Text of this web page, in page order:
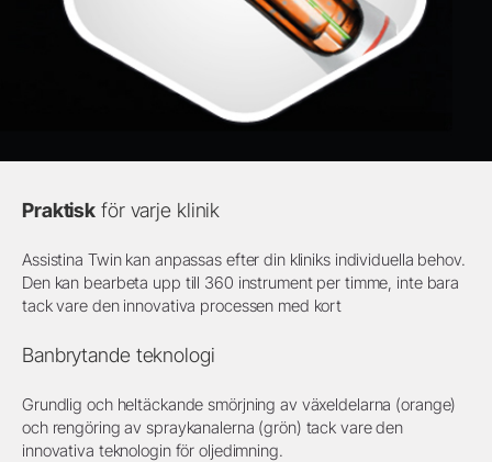
Praktisk för varje klinik
Assistina Twin kan anpassas efter din kliniks individuella behov.
Den kan bearbeta upp till 360 instrument per timme, inte bara
tack vare den innovativa processen med kort
Banbrytande teknologi
Grundlig och heltäckande smörjning av växeldelarna (orange)
och rengöring av spraykanalerna (grön) tack vare den
innovativa teknologin för oljedimning.